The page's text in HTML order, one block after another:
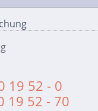
19 52 - 0
19 52 - 70